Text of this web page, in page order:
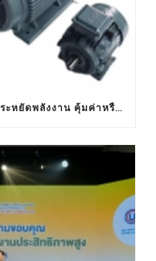
เปลี่ยนมอเตอร์ IE2 เป็น IE3 ดีไหม? ประหยัดพลังงาน คุ้มค่าหรือไม่ ?